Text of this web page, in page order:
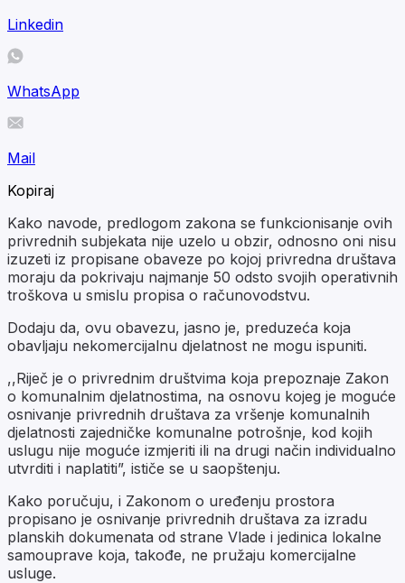
Linkedin
WhatsApp
Mail
Kopiraj
Kako navode, predlogom zakona se funkcionisanje ovih
privrednih subjekata nije uzelo u obzir, odnosno oni nisu
izuzeti iz propisane obaveze po kojoj privredna društava
moraju da pokrivaju najmanje 50 odsto svojih operativnih
troškova u smislu propisa o računovodstvu.
Dodaju da, ovu obavezu, jasno je, preduzeća koja
obavljaju nekomercijalnu djelatnost ne mogu ispuniti.
,,Riječ je o privrednim društvima koja prepoznaje Zakon
o komunalnim djelatnostima, na osnovu kojeg je moguće
osnivanje privrednih društava za vršenje komunalnih
djelatnosti zajedničke komunalne potrošnje, kod kojih
uslugu nije moguće izmjeriti ili na drugi način individualno
utvrditi i naplatiti”, ističe se u saopštenju.
Kako poručuju, i Zakonom o uređenju prostora
propisano je osnivanje privrednih društava za izradu
planskih dokumenata od strane Vlade i jedinica lokalne
samouprave koja, takođe, ne pružaju komercijalne
usluge.